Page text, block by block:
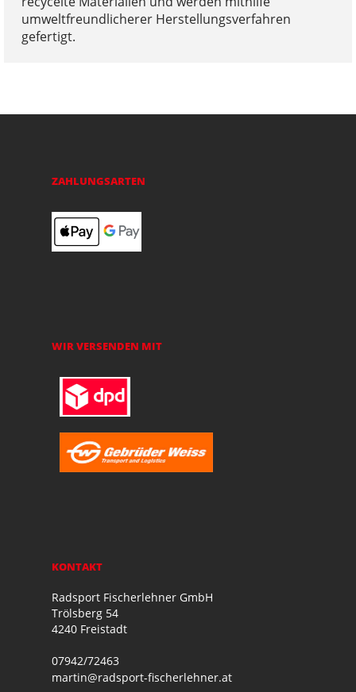
umweltfreundlicherer Herstellungsverfahren
gefertigt.
ZAHLUNGSARTEN
WIR VERSENDEN MIT
KONTAKT
Radsport Fischerlehner GmbH
Trölsberg 54
4240 Freistadt
07942/72463
martin@radsport-fischerlehner.at